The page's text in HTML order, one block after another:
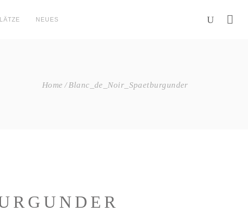
NEUES
Home Blanc_de_Noir_Spaetburgunder